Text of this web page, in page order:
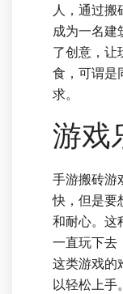
人，通过搬
成为一名建
了创意，让
食，可谓是
求。
游戏
手游搬砖游
快，但是要
和耐心。这
一直玩下去
这类游戏的
以轻松上手。